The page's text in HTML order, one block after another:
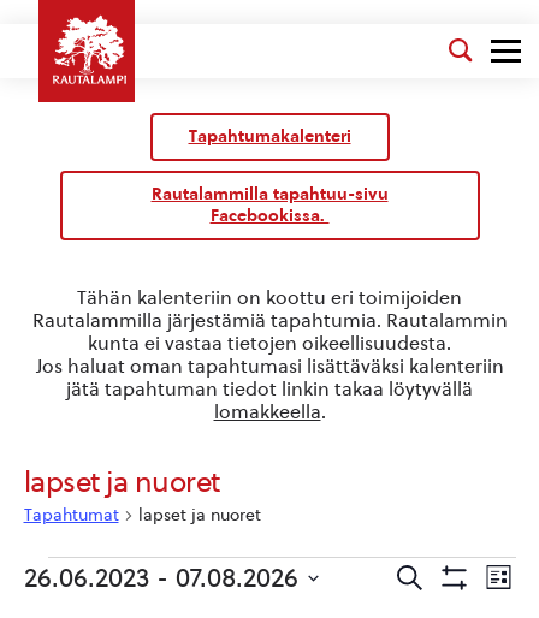
Tapahtumakalenteri
Rautalammilla tapahtuu-sivu
Facebookissa.
lapset ja nuoret
Tapahtumat lapset ja nuoret
Tapahtumat Etsi
Lista
26.06.2023 - 07.08.2026
Tähän kalenteriin on koottu eri toimijoiden
Rautalammilla järjestämiä tapahtumia. Rautalammin
kunta ei vastaa tietojen oikeellisuudesta.
Jos haluat oman tapahtumasi lisättäväksi kalenteriin
jätä tapahtuman tiedot linkin takaa löytyvällä
lomakkeella.